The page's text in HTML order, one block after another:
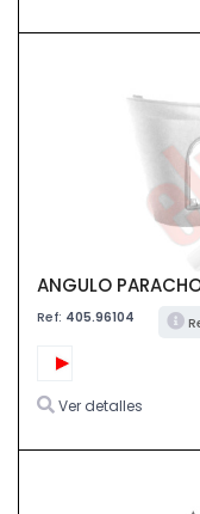
ANGULO
Ref: 405.96104
Ver detalles